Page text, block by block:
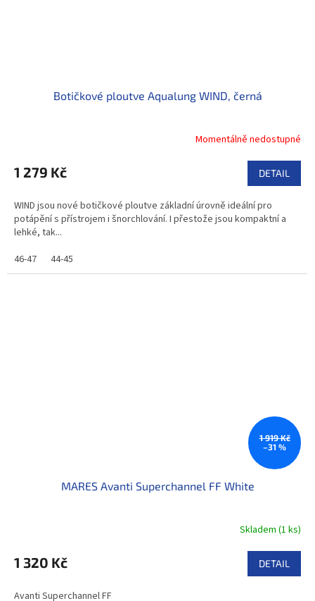
Botičkové ploutve Aqualung WIND, černá
Momentálně nedostupné
1 279 Kč DETAIL
WIND jsou nové botičkové ploutve základní úrovně ideální pro
potápění s přístrojem i šnorchlování. I přestože jsou kompaktní a
lehké, tak...
46-47
44-45
1 919 Kč
–31 %
MARES Avanti Superchannel FF White
Skladem (1 ks)
1 320 Kč DETAIL
Avanti Superchannel FF